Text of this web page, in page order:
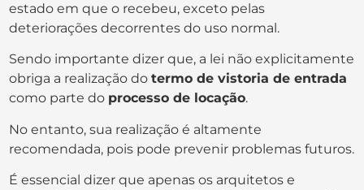
estado em que o recebeu, exceto pelas
deteriorações decorrentes do uso normal.
Sendo importante dizer que, a lei não explicitamente
obriga a realização dotermo de vistoria de entrada
como parte do processo de locação.
No entanto, sua realização é altamente
recomendada, pois pode prevenir problemas futuros.
É essencial dizer que apenas os arquitetos e